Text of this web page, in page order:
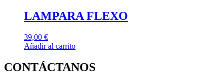
LAMPARA FLEXO
39,00 €
Añadir al carrito
CONTÁCTANOS